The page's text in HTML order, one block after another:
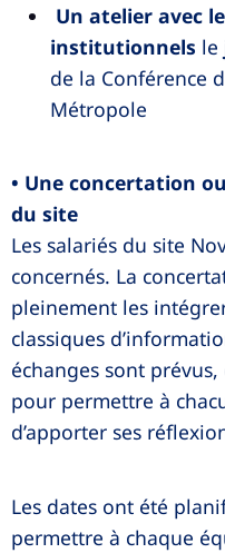
Un atelier avec
institutionnels le
de la Conférence
Métropole
• Une concertation
du site
Les salariés du site
concernés. La
pleinement les
classiques
échanges sont
pour permettre à
d’apporter ses
Les dates ont été
permettre à chaque